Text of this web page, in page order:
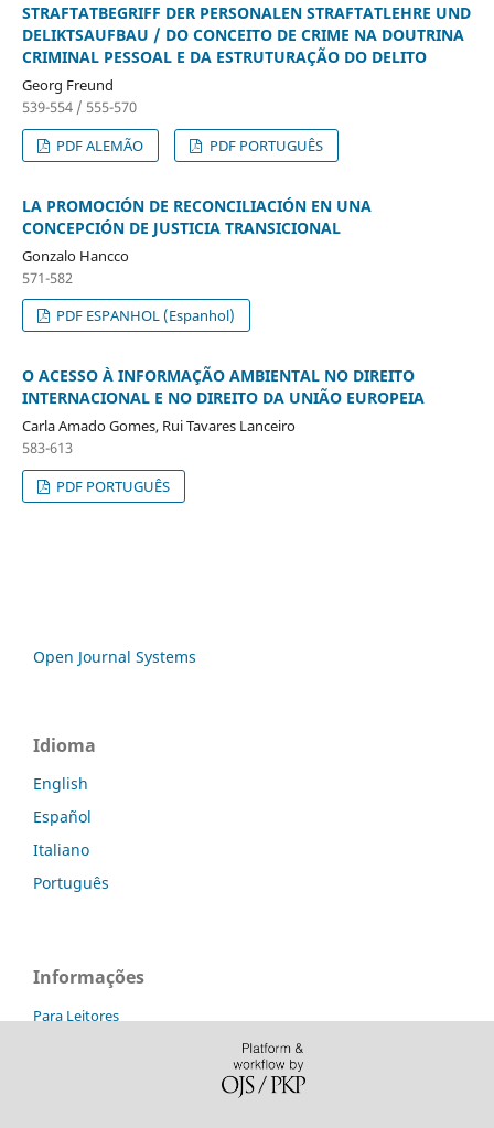
STRAFTATBEGRIFF DER PERSONALEN STRAFTATLEHRE UND
DELIKTSAUFBAU / DO CONCEITO DE CRIME NA DOUTRINA
CRIMINAL PESSOAL E DA ESTRUTURAÇÃO DO DELITO
Georg Freund
539-554 / 555-570
PDF ALEMÃO
PDF PORTUGUÊS
LA PROMOCIÓN DE RECONCILIACIÓN EN UNA
CONCEPCIÓN DE JUSTICIA TRANSICIONAL
Gonzalo Hancco
571-582
PDF ESPANHOL (Espanhol)
O ACESSO À INFORMAÇÃO AMBIENTAL NO DIREITO
INTERNACIONAL E NO DIREITO DA UNIÃO EUROPEIA
Carla Amado Gomes, Rui Tavares Lanceiro
583-613
PDF PORTUGUÊS
Open Journal Systems
Idioma
English
Español
Italiano
Português
Informações
Para Leitores